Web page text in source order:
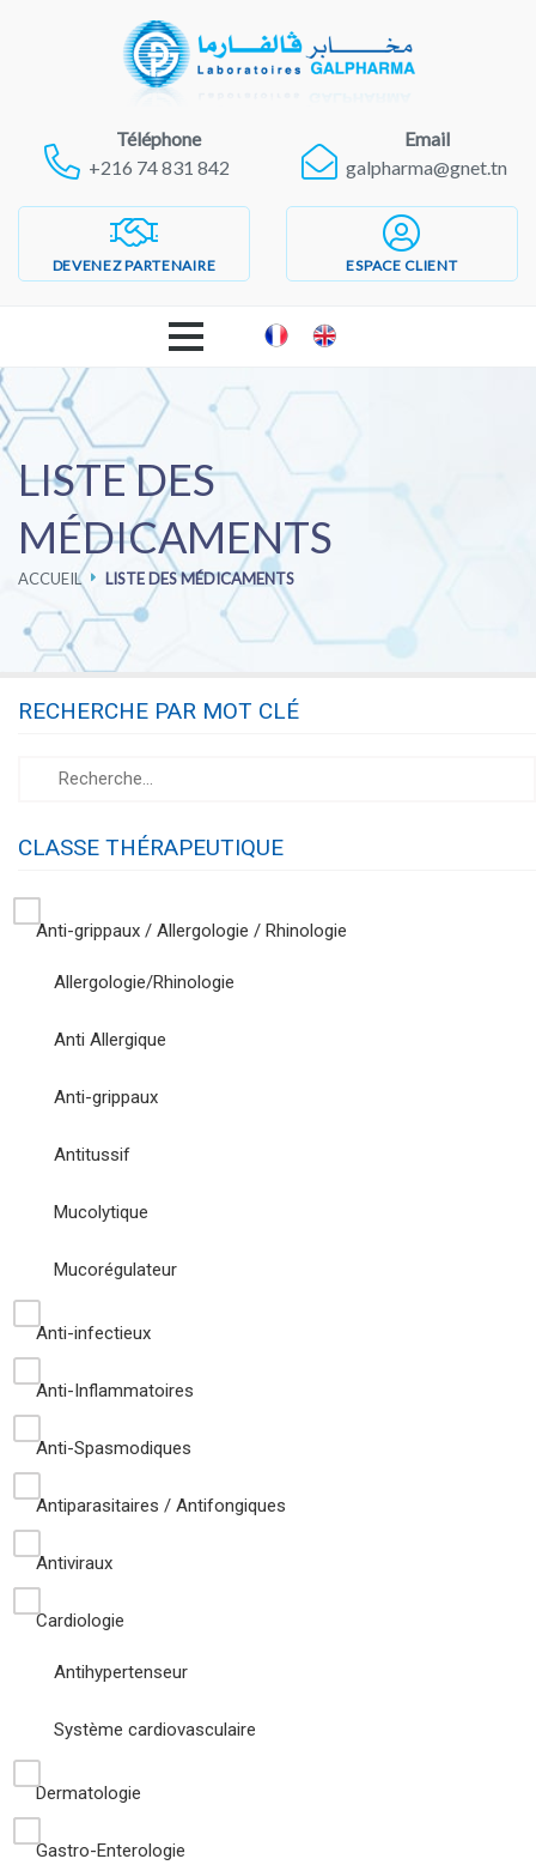
Téléphone
+216 74 831 842
Email
galpharma@gnet.tn
DEVENEZ PARTENAIRE ESPACE CLIENT
ACCUEIL
LABORATOIRES GALPHARMA
PRODUITS
PHARMACOVIGILANCE
CARRIÈRES
LISTE DES
MÉDICAMENTS
ACCUEIL LISTE DES MÉDICAMENTS
RECHERCHE PAR MOT CLÉ
CLASSE THÉRAPEUTIQUE
Anti-grippaux / Allergologie / Rhinologie
Allergologie/Rhinologie
Anti Allergique
Anti-grippaux
Antitussif
Mucolytique
Mucorégulateur
Anti-infectieux
Anti-Inflammatoires
Anti-Spasmodiques
Antiparasitaires / Antifongiques
Antiviraux
Cardiologie
Antihypertenseur
Système cardiovasculaire
Dermatologie
Gastro-Enterologie